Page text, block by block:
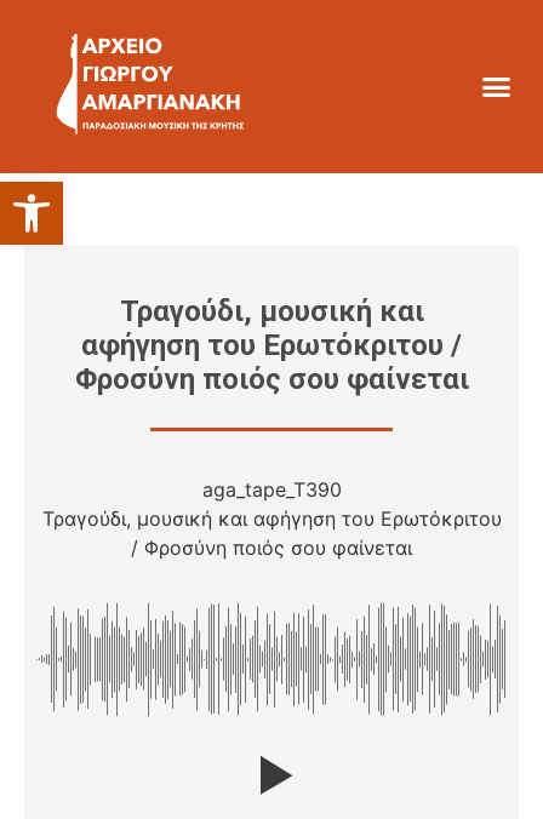
Ανοίξτε τη γραμμή εργαλείων
Τραγούδι, μουσική και
αφήγηση του Ερωτόκριτου /
Φροσύνη ποιός σου φαίνεται
aga_tape_T390
Τραγούδι, μουσική και αφήγηση του Ερωτόκριτου
/ Φροσύνη ποιός σου φαίνεται